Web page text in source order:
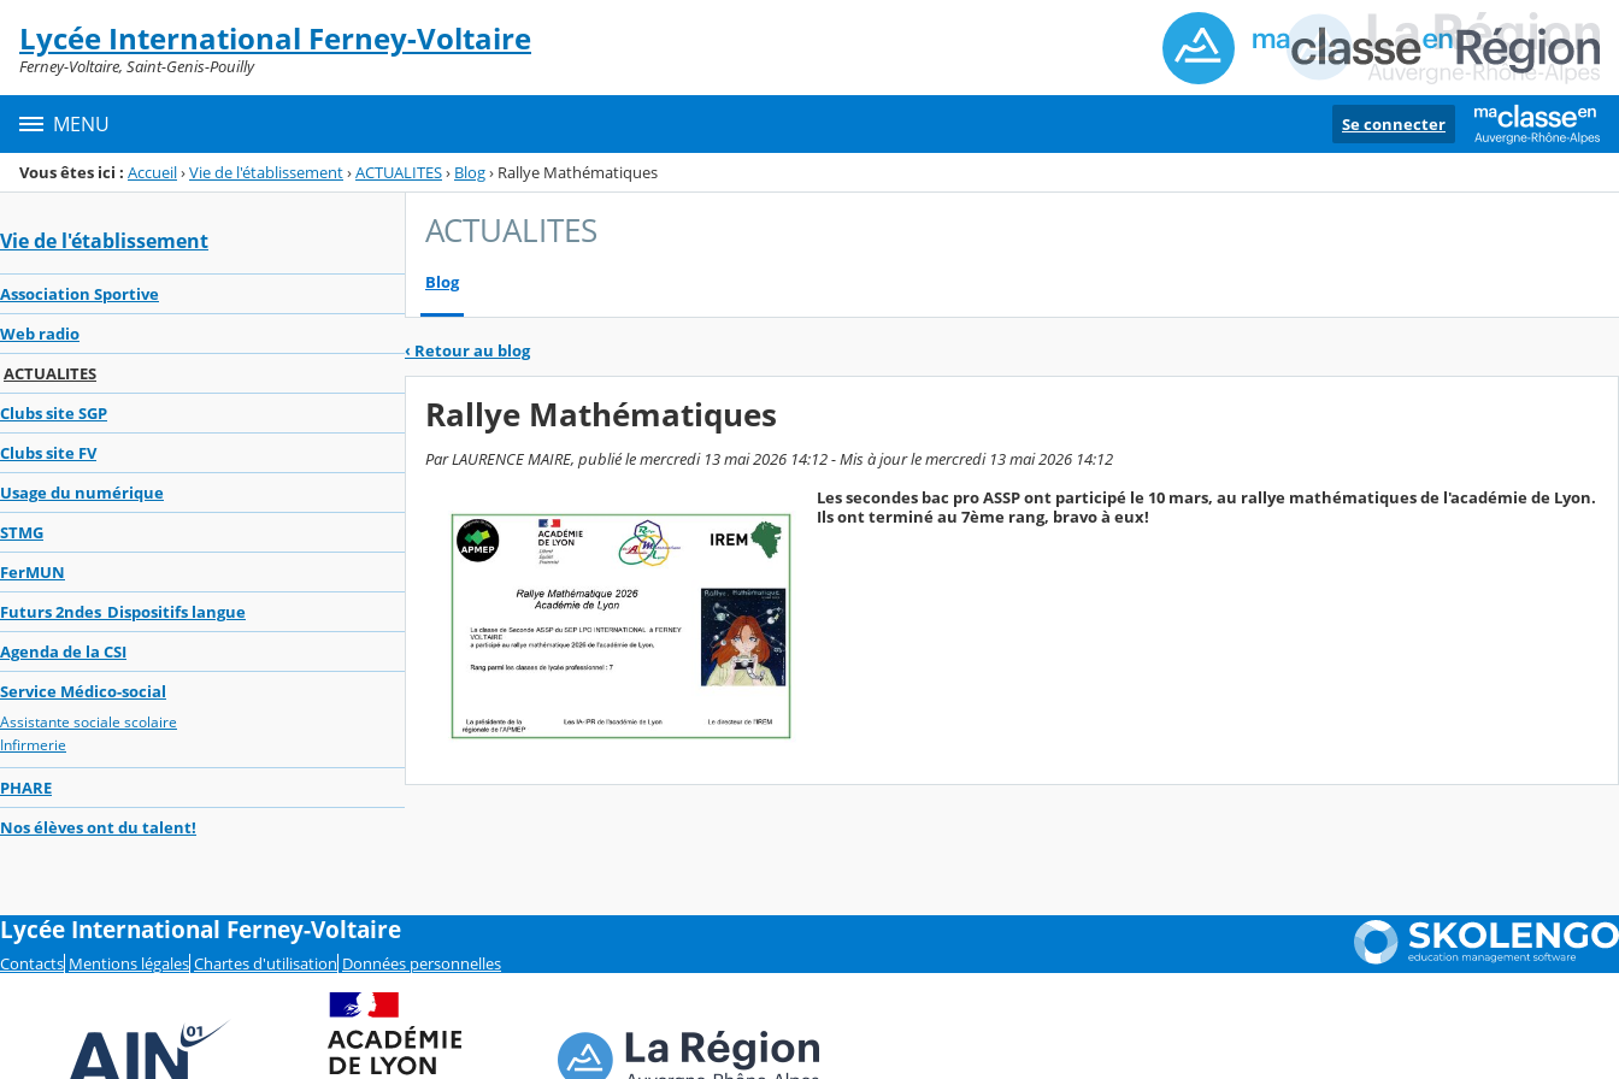
Menu de la rubrique
Contenu
Lycée International Ferney-Voltaire
Ferney-Voltaire, Saint-Genis-Pouilly
MENU Se connecter
Vous êtes ici : Accueil›Vie de l'établissement›ACTUALITES› Blog› Rallye Mathématiques
Vie de l'établissement
Association Sportive
Web radio
ACTUALITES
Clubs site SGP
Clubs site FV
Usage du numérique
STMG
FerMUN
Futurs 2ndes_Dispositifs langue
Agenda de la CSI
Service Médico-social
Assistante sociale scolaire
Infirmerie
PHARE
Nos élèves ont du talent!
ACTUALITES
Blog
‹ Retour au blog
Rallye Mathématiques
Par LAURENCE MAIRE, publié le mercredi 13 mai 2026 14:12 - Mis à jour le mercredi 13 mai 2026 14:12
Les secondes bac pro ASSP ont participé le 10 mars, au rallye mathématiques de l'académie de Lyon.
Ils ont terminé au 7ème rang, bravo à eux!
Lycée International Ferney-Voltaire
Contacts Mentions légales Chartes d'utilisation Données personnelles